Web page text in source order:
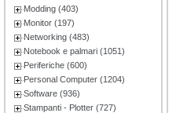
Modding (403)
Monitor (197)
Networking (483)
Notebook e palmari (1051)
Periferiche (600)
Personal Computer (1204)
Software (936)
Stampanti - Plotter (727)